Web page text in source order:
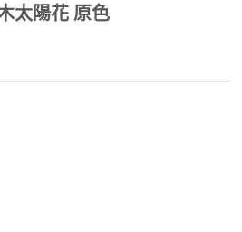
太陽花 原色